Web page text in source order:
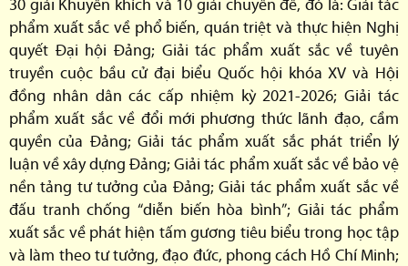
30 giải Khuyến khích và 10 giải chuyên đề, đó là: Giải tác
phẩm xuất sắc về phổ biến, quán triệt và thực hiện Nghị
quyết Đại hội Đảng; Giải tác phẩm xuất sắc về tuyên
truyền cuộc bầu cử đại biểu Quốc hội khóa XV và Hội
đồng nhân dân các cấp nhiệm kỳ 2021-2026; Giải tác
phẩm xuất sắc về đổi mới phương thức lãnh đạo, cầm
quyền của Đảng; Giải tác phẩm xuất sắc phát triển lý
luận về xây dựng Đảng; Giải tác phẩm xuất sắc về bảo vệ
nền tảng tư tưởng của Đảng; Giải tác phẩm xuất sắc về
đấu tranh chống “diễn biến hòa bình”; Giải tác phẩm
xuất sắc về phát hiện tấm gương tiêu biểu trong học tập
và làm theo tư tưởng, đạo đức, phong cách Hồ Chí Minh;